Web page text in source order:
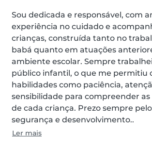
Sou dedicada e responsável, com
experiência no cuidado e
crianças, construída tanto no
babá quanto em atuações
ambiente escolar. Sempre
público infantil, o que me permitiu
habilidades como paciência,
sensibilidade para compreender as
de cada criança. Prezo sempre
segurança e desenvolvimento..
Ler mais